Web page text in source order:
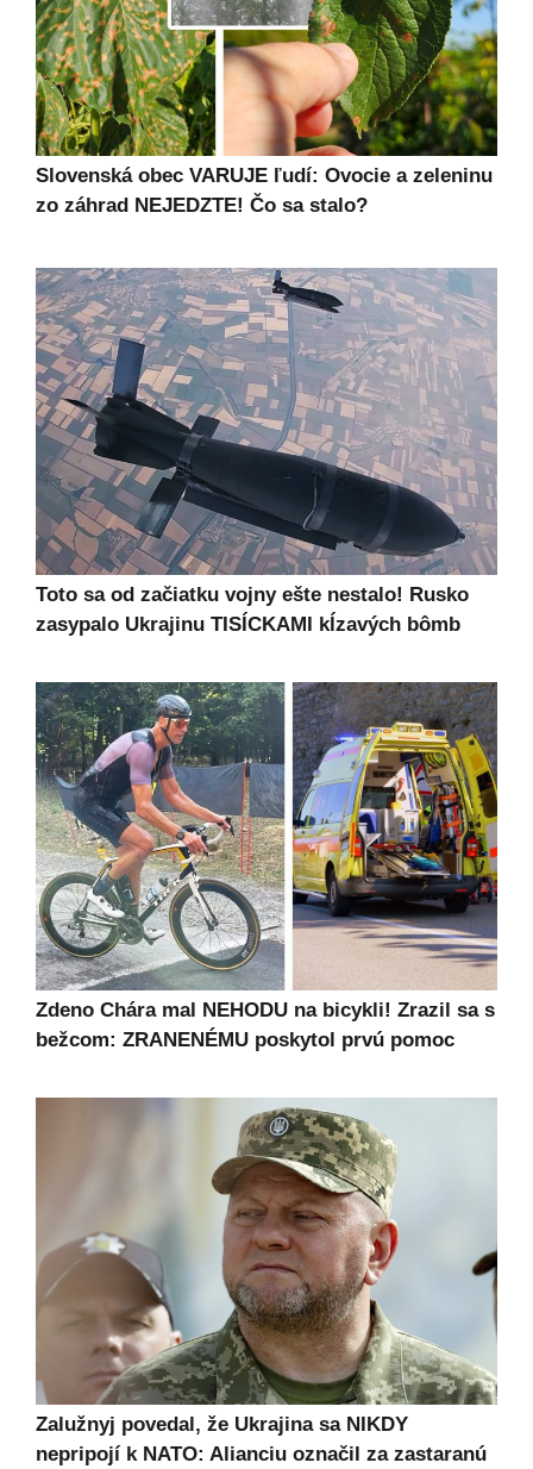
Slovenská obec VARUJE ľudí: Ovocie a zeleninu
zo záhrad NEJEDZTE! Čo sa stalo?
Toto sa od začiatku vojny ešte nestalo! Rusko
zasypalo Ukrajinu TISÍCKAMI kĺzavých bômb
Zdeno Chára mal NEHODU na bicykli! Zrazil sa s
bežcom: ZRANENÉMU poskytol prvú pomoc
Zalužnyj povedal, že Ukrajina sa NIKDY
nepripojí k NATO: Alianciu označil za zastaranú